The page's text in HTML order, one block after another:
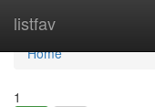
listfav
Home
Home
1